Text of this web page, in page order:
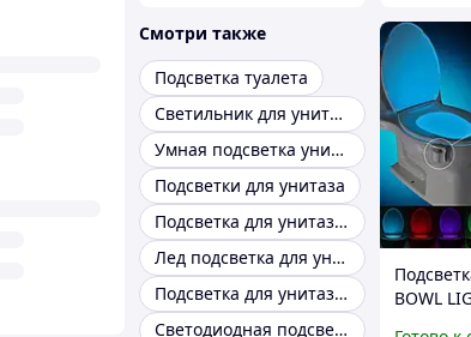
Смотри также
Подсветка туалета
Светильник для унитаза
Умная подсветка унитаза
Подсветки для унитаза
Подсветка для унитаза с датчиком
Лед подсветка для унитаза с датчиком
Подсветка для унитаза rgb
Светодиодная подсветка для унитаза крышка
BOWL